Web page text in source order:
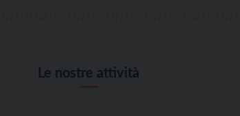
Le nostre attività